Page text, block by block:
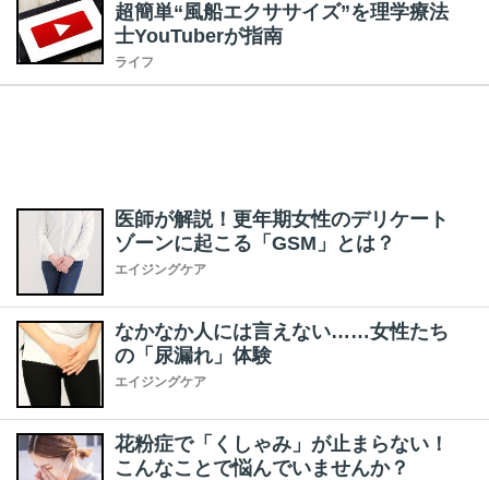
超簡単“風船エクササイズ”を理学療法
士YouTuberが指南
ライフ
医師が解説！更年期女性のデリケート
ゾーンに起こる「GSM」とは？
エイジングケア
なかなか人には言えない……女性たち
の「尿漏れ」体験
エイジングケア
花粉症で「くしゃみ」が止まらない！
こんなことで悩んでいませんか？